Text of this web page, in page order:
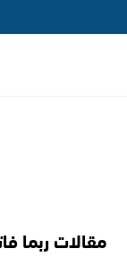
مقالات ربما